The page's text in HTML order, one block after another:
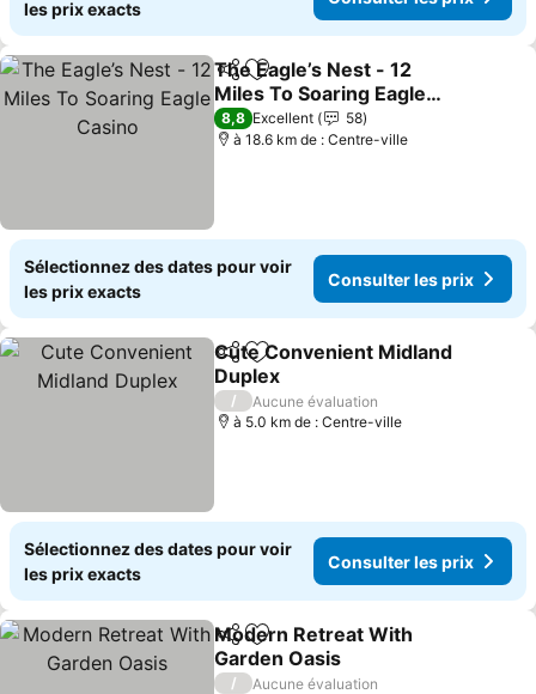
les prix exacts
PartagerAjouter à mes favoris
The Eagle’s Nest - 12
Miles To Soaring Eagle
Casino
8,8 Excellent
58
à 18.6 km de : Centre-ville
Sélectionnez des dates pour voir
les prix exacts
Consulter les prix
PartagerAjouter à mes favoris
Cute Convenient Midland
Duplex
/
Aucune évaluation
à 5.0 km de : Centre-ville
Sélectionnez des dates pour voir
les prix exacts
Consulter les prix
PartagerAjouter à mes favoris
Modern Retreat With
Garden Oasis
/
Aucune évaluation